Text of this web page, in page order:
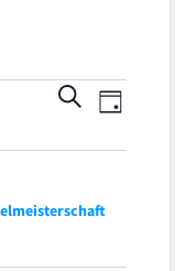
Suche
und
SUCHE
TAG